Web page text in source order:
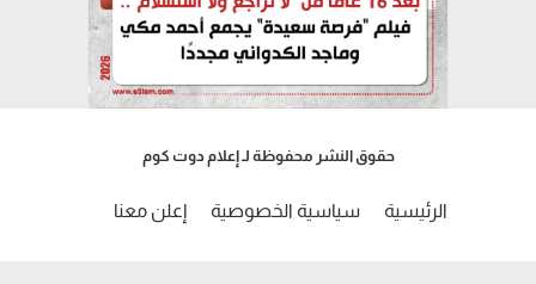
حقوق النشر محفوظة لـ إعلام دوت كوم
الرئيسية سياسية الخصوصية إعلن معنا